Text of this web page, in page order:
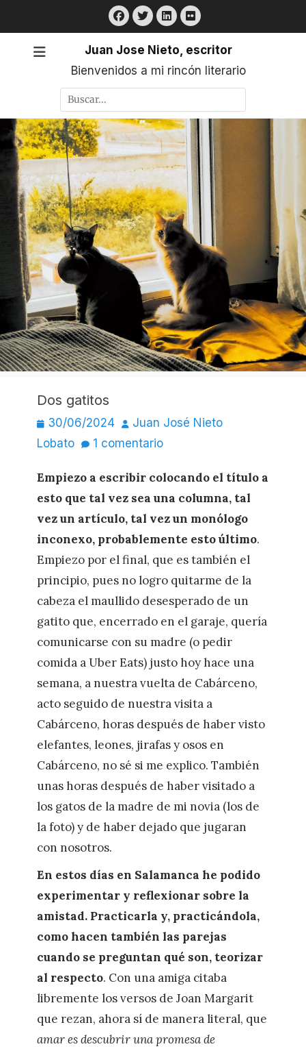
al
contenido
Facebook
Twitter
LinkedIn
Flickr
Juan Jose Nieto, escritor
Bienvenidos a mi rincón literario
Buscar
por:
Dos gatitos
Publicado
el
30/06/2024 Autor
Juan José Nieto
Lobato
1 comentario
Empiezo a escribir colocando el título a
esto que tal vez sea una columna, tal
vez un artículo, tal vez un monólogo
inconexo, probablemente esto último.
Empiezo por el final, que es también el
principio, pues no logro quitarme de la
cabeza el maullido desesperado de un
gatito que, encerrado en el garaje, quería
comunicarse con su madre (o pedir
comida a Uber Eats) justo hoy hace una
semana, a nuestra vuelta de Cabárceno,
acto seguido de nuestra visita a
Cabárceno, horas después de haber visto
elefantes, leones, jirafas y osos en
Cabárceno, no sé si me explico. También
unas horas después de haber visitado a
los gatos de la madre de mi novia (los de
la foto) y de haber dejado que jugaran
con nosotros.
En estos días en Salamanca he podido
experimentar y reflexionar sobre la
amistad. Practicarla y, practicándola,
como hacen también las parejas
cuando se preguntan qué son, teorizar
al respecto. Con una amiga citaba
libremente los versos de Joan Margarit
que rezan, ahora sí de manera literal, que
amar es descubrir una promesa de